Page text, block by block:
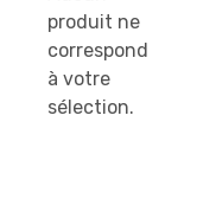
produit ne
correspond
à votre
sélection.